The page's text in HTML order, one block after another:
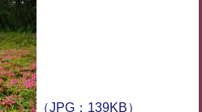
（JPG：139KB）